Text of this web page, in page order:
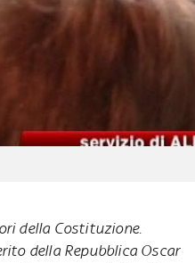
della Costituzione.
della Repubblica Oscar